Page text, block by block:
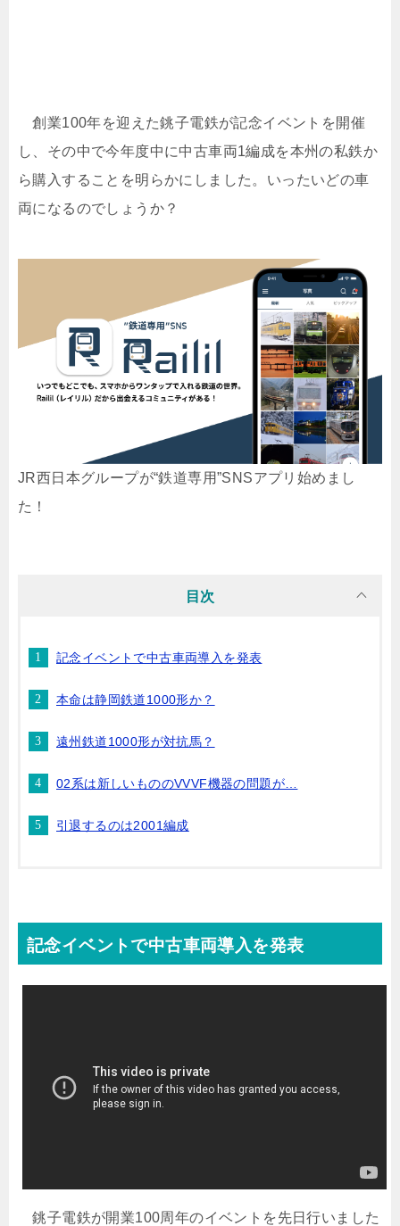
創業100年を迎えた銚子電鉄が記念イベントを開催
し、その中で今年度中に中古車両1編成を本州の私鉄か
ら購入することを明らかにしました。いったいどの車
両になるのでしょうか？
JR西日本グループが“鉄道専用”SNSアプリ始めまし
た！
目次
記念イベントで中古車両導入を発表
本命は静岡鉄道1000形か？
遠州鉄道1000形が対抗馬？
02系は新しいもののVVVF機器の問題が…
引退するのは2001編成
記念イベントで中古車両導入を発表
銚子電鉄が開業100周年のイベントを先日行いました